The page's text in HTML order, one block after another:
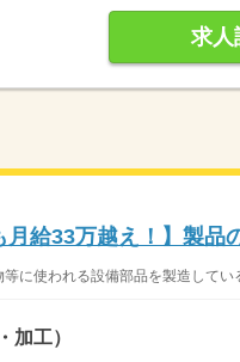
求人
月給33万越え！】製
に使われる設備部品を製造し
加工）